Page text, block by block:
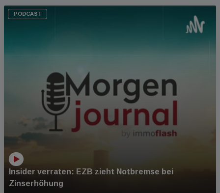
PODCAST
Insider verraten: EZB zieht Notbremse bei
Zinserhöhung